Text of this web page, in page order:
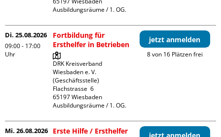
Ausbildungsräume / 1. OG.
Di. 25.08.2026
09:00 - 17:00
Uhr
Fortbildung für
Ersthelfer in Betrieben
DRK Kreisverband
Wiesbaden e. V.
(Geschäftsstelle)
Flachstrasse  6
65197 Wiesbaden
Ausbildungsräume / 1. OG.
jetzt anmelden
8 von 16 Plätzen frei
Mi. 26.08.2026
Erste Hilfe / Ersthelfer